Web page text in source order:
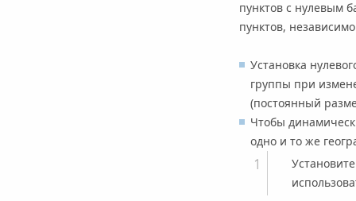
пунктов с нулевым
пунктов,
Установка
группы при
(постоянный
Чтобы
одно и то же